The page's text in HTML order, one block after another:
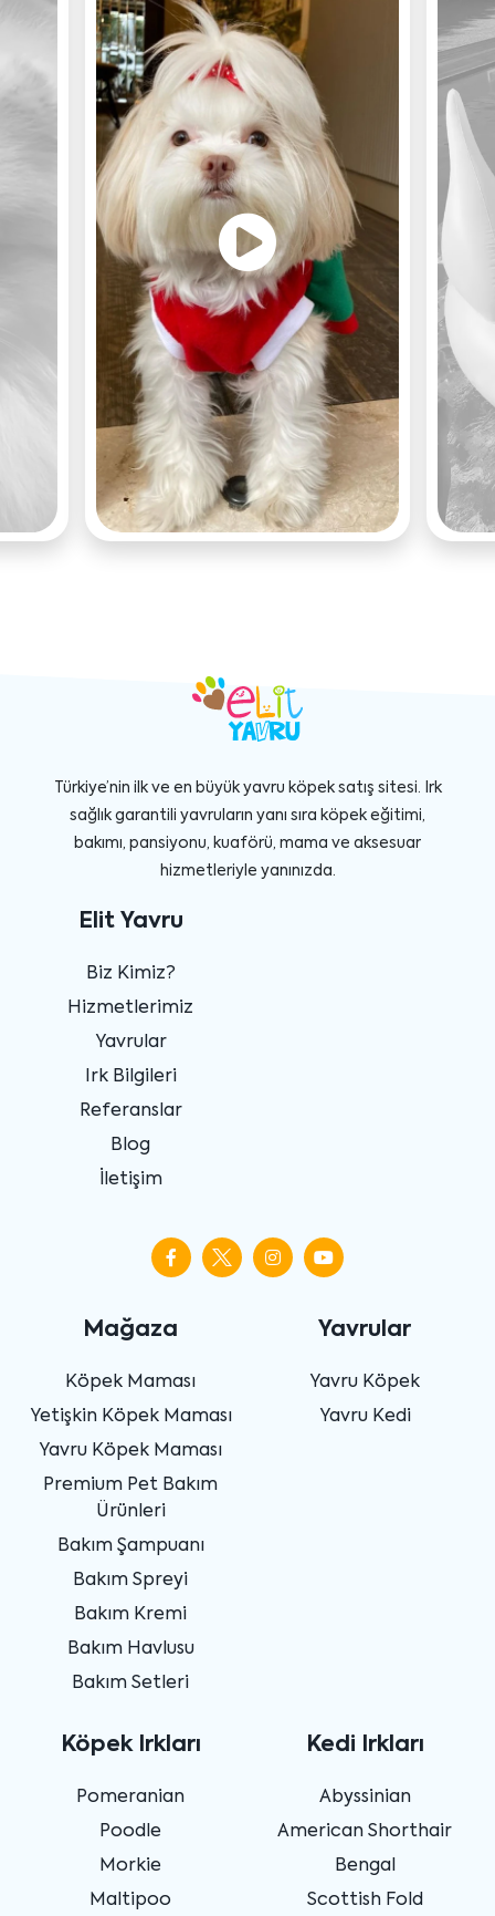
Türkiye’nin ilk ve en büyük yavru köpek satış sitesi. Irk
sağlık garantili yavruların yanı sıra köpek eğitimi,
bakımı, pansiyonu, kuaförü, mama ve aksesuar
hizmetleriyle yanınızda.
Elit Yavru
Biz Kimiz?
Hizmetlerimiz
Yavrular
Irk Bilgileri
Referanslar
Blog
İletişim
Mağaza
Köpek Maması
Yetişkin Köpek Maması
Yavru Köpek Maması
Premium Pet Bakım
Ürünleri
Bakım Şampuanı
Bakım Spreyi
Bakım Kremi
Bakım Havlusu
Bakım Setleri
Yavrular
Yavru Köpek
Yavru Kedi
Köpek Irkları
Pomeranian
Poodle
Morkie
Maltipoo
Kedi Irkları
Abyssinian
American Shorthair
Bengal
Scottish Fold